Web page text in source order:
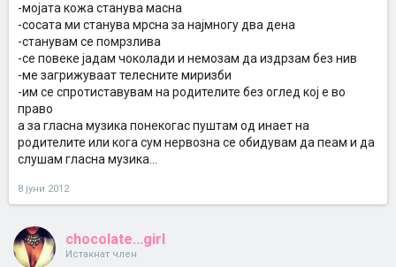
-мојата кожа станува масна
-сосата ми станува мрсна за најмногу два дена
-станувам се помрзлива
-се повеке јадам чоколади и немозам да издрзам без нив
-ме загрижуваат телесните миризби
-им се спротиставувам на родителите без оглед кој е во
право
а за гласна музика понекогас пуштам од инает на
родителите или кога сум нервозна се обидувам да пеам и да
слушам гласна музика...
8 јуни 2012
chocolate...girl
Истакнат член